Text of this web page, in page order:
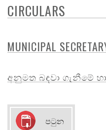
CIRCULARS
MUNICIPAL
අනුමත බඳවා ගැනීමේ
පටුන